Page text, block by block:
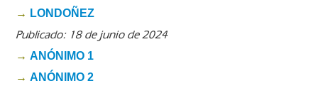
→ LONDOÑEZ
Publicado: 18 de junio de 2024
→ ANÓNIMO 1
→ ANÓNIMO 2